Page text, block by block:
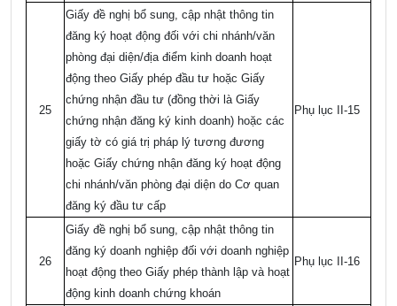
25
Giấy đề nghị bổ sung, cập nhật thông tin
đăng ký hoạt động đối với chi nhánh/văn
phòng đại diện/địa điểm kinh doanh hoạt
động theo Giấy phép đầu tư hoặc Giấy
chứng nhận đầu tư (đồng thời là Giấy
chứng nhận đăng ký kinh doanh) hoặc các
giấy tờ có giá trị pháp lý tương đương
hoặc Giấy chứng nhận đăng ký hoạt động
chi nhánh/văn phòng đại diện do Cơ quan
đăng ký đầu tư cấp
Phụ lục II-15
26
Giấy đề nghị bổ sung, cập nhật thông tin
đăng ký doanh nghiệp đối với doanh nghiệp
hoạt động theo Giấy phép thành lập và hoạt
động kinh doanh chứng khoán
Phụ lục II-16